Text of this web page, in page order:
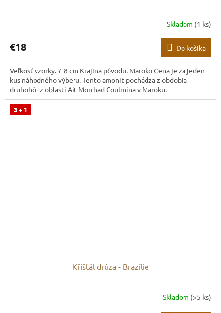
Skladom (1 ks)
€18 Do košíka
Veľkosť vzorky: 7-8 cm Krajina pôvodu: Maroko Cena je za jeden
kus náhodného výberu. Tento amonit pochádza z obdobia
druhohôr z oblasti Ait Morrhad Goulmina v Maroku.
3 + 1
Křišťál drúza - Brazílie
Skladom (>5 ks)